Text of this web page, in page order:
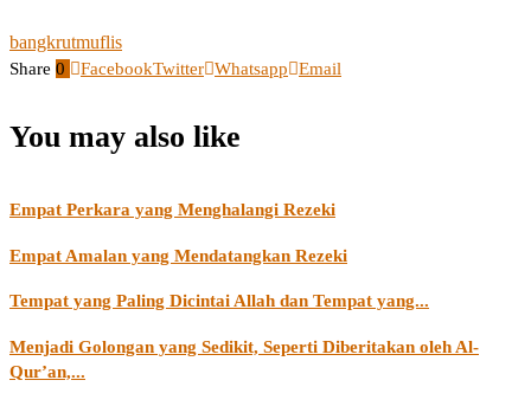
bangkrutmuflis
Share 0 FacebookTwitter Whatsapp Email
You may also like
Empat Perkara yang Menghalangi Rezeki
Empat Amalan yang Mendatangkan Rezeki
Tempat yang Paling Dicintai Allah dan Tempat yang...
Menjadi Golongan yang Sedikit, Seperti Diberitakan oleh Al-
Qur’an,...